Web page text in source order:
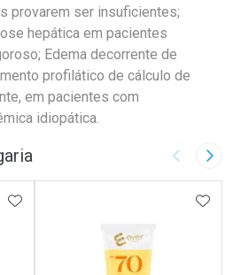
provarem ser insuficientes;
hepática em pacientes
Edema decorrente de
profilático de cálculo de
em pacientes com
idiopática.
Imagem
ADICIONAR AOS FAVORITOS